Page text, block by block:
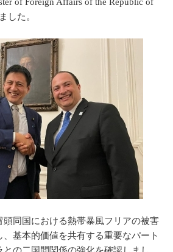
した。
同国における熱帯暴風フリアの被害
基本的価値を共有する重要なパート